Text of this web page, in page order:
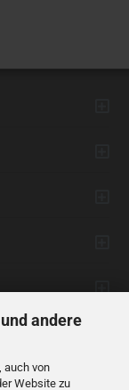
andere
auch von
Website zu